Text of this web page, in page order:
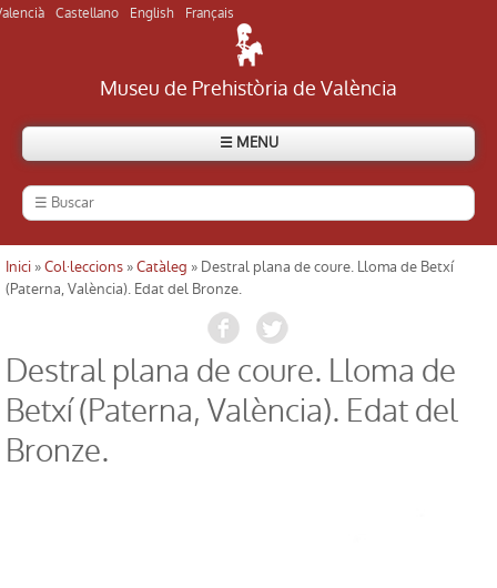
Museu de Prehistòria de València
☰ MENU
El Museu
Història del museu
Visitar els jaciments
Castellano English Français
Usted está aquí
Inici »Col·leccions »Catàleg » Destral plana de coure. Lloma de Betxí
(Paterna, València). Edat del Bronze.
Destral plana de coure. Lloma de
Betxí (Paterna, València). Edat del
Bronze.